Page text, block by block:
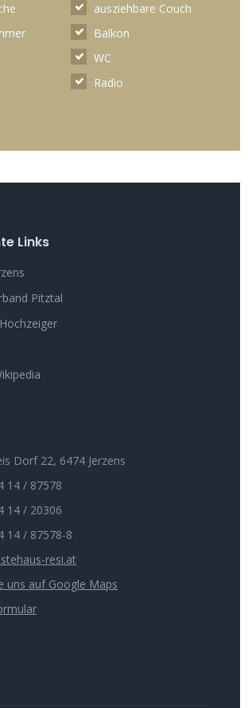
ausziehbare Couch
Balkon
WC
Radio
Links
Pitztal
Dorf 22, 6474 Jerzens
14 / 87578
14 / 20306
14 / 87578-8
resi.at
uns auf Google Maps